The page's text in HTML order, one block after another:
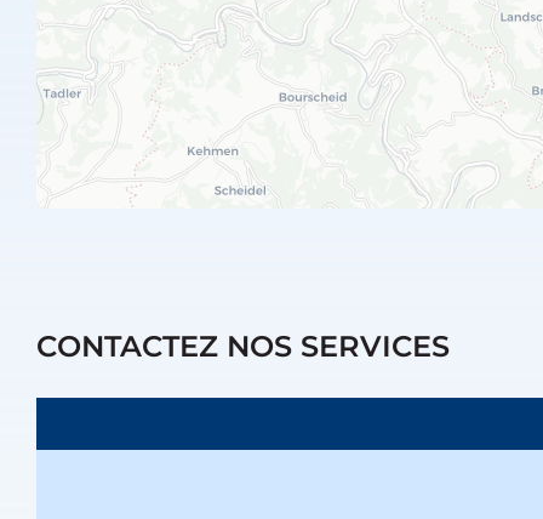
CONTACTEZ NOS SERVICES